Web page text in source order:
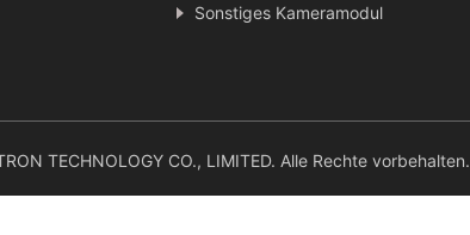
Sonstiges Kameramodul
TECHNOLOGY CO., LIMITED. Alle Rechte vorbehalten.